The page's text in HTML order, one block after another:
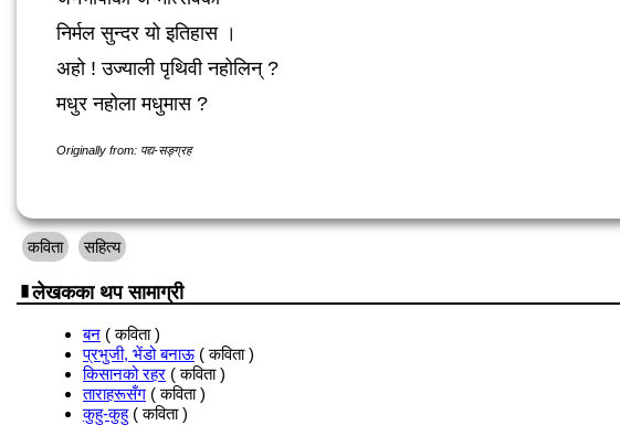
निर्मल सुन्दर यो इतिहास ।
अहो ! उज्याली पृथिवी नहोलिन् ?
मधुर नहोला मधुमास ?
Originally from: पद्य-सङ्ग्रह
कविता सहित्य
लेखकका थप सामाग्री
बन ( कविता )
प्रभुजी, भेंडो बनाऊ( कविता )
किसानको रहर ( कविता )
ताराहरूसँग ( कविता )
कुहु-कुहु( कविता )